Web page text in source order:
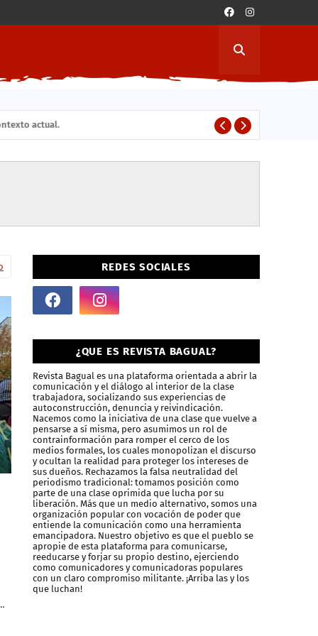
actual.
REDES SOCIALES
¿QUE ES REVISTA BAGUAL?
Revista Bagual es una plataforma orientada a abrir la
comunicación y el diálogo al interior de la clase
trabajadora, socializando sus experiencias de
autoconstrucción, denuncia y reivindicación.
Nacemos como la iniciativa de una clase que vuelve a
pensarse a sí misma, pero asumimos un rol de
contrainformación para romper el cerco de los
medios formales, los cuales monopolizan el discurso
y ocultan la realidad para proteger los intereses de
sus dueños. Rechazamos la falsa neutralidad del
periodismo tradicional: tomamos posición como
parte de una clase oprimida que lucha por su
liberación. Más que un medio alternativo, somos una
organización popular con vocación de poder que
entiende la comunicación como una herramienta
emancipadora. Nuestro objetivo es que el pueblo se
apropie de esta plataforma para comunicarse,
reeducarse y forjar su propio destino, ejerciendo
como comunicadores y comunicadoras populares
con un claro compromiso militante. ¡Arriba las y los
que luchan!